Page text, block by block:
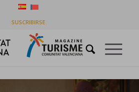
SUSCRIBIRSE
ALICANTINA